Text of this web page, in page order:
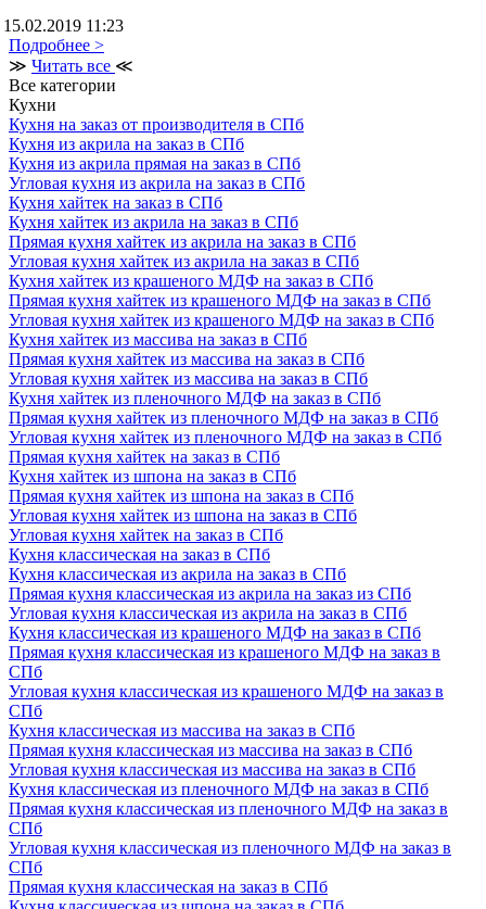
15.02.2019 11:23
Подробнее >
≫ Читать все ≪
Все категории
Кухни
Кухня на заказ от производителя в СПб
Кухня из акрила на заказ в СПб
Кухня из акрила прямая на заказ в СПб
Угловая кухня из акрила на заказ в СПб
Кухня хайтек на заказ в СПб
Кухня хайтек из акрила на заказ в СПб
Прямая кухня хайтек из акрила на заказ в СПб
Угловая кухня хайтек из акрила на заказ в СПб
Кухня хайтек из крашеного МДФ на заказ в СПб
Прямая кухня хайтек из крашеного МДФ на заказ в СПб
Угловая кухня хайтек из крашеного МДФ на заказ в СПб
Кухня хайтек из массива на заказ в СПб
Прямая кухня хайтек из массива на заказ в СПб
Угловая кухня хайтек из массива на заказ в СПб
Кухня хайтек из пленочного МДФ на заказ в СПб
Прямая кухня хайтек из пленочного МДФ на заказ в СПб
Угловая кухня хайтек из пленочного МДФ на заказ в СПб
Прямая кухня хайтек на заказ в СПб
Кухня хайтек из шпона на заказ в СПб
Прямая кухня хайтек из шпона на заказ в СПб
Угловая кухня хайтек из шпона на заказ в СПб
Угловая кухня хайтек на заказ в СПб
Кухня классическая на заказ в СПб
Кухня классическая из акрила на заказ в СПб
Прямая кухня классическая из акрила на заказ из СПб
Угловая кухня классическая из акрила на заказ в СПб
Кухня классическая из крашеного МДФ на заказ в СПб
Прямая кухня классическая из крашеного МДФ на заказ в
СПб
Угловая кухня классическая из крашеного МДФ на заказ в
СПб
Кухня классическая из массива на заказ в СПб
Прямая кухня классическая из массива на заказ в СПб
Угловая кухня классическая из массива на заказ в СПб
Кухня классическая из пленочного МДФ на заказ в СПб
Прямая кухня классическая из пленочного МДФ на заказ в
СПб
Угловая кухня классическая из пленочного МДФ на заказ в
СПб
Прямая кухня классическая на заказ в СПб